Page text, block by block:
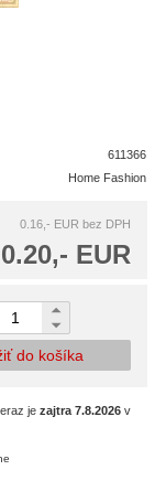
611366
Home Fashion
0.16,- EUR bez DPH
0.20,- EUR
do košíka
je zajtra 7.8.2026 v